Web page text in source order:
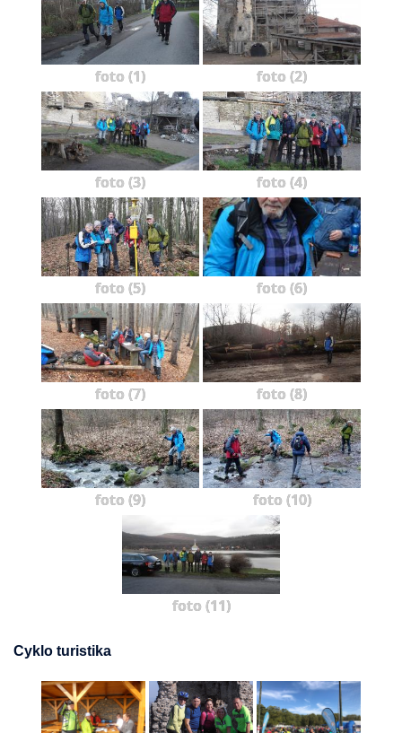
foto (1) foto (2)
foto (3) foto (4)
foto (5) foto (6)
foto (7) foto (8)
foto (9) foto (10)
foto (11)
Cyklo turistika